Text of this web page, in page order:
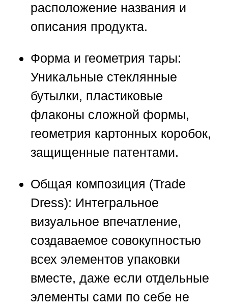
расположение названия и
описания продукта.
Форма и геометрия тары:
Уникальные стеклянные
бутылки, пластиковые
флаконы сложной формы,
геометрия картонных коробок,
защищенные патентами.
Общая композиция (Trade
Dress): Интегральное
визуальное впечатление,
создаваемое совокупностью
всех элементов упаковки
вместе, даже если отдельные
элементы сами по себе не